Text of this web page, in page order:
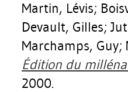
Martin, Lévis;
Devault, Gilles;
Marchamps, Guy;
Édition du
2000.